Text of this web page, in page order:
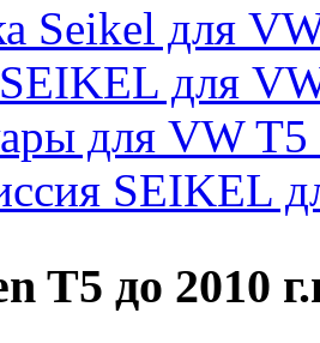
Seikel для
для
для VW T5
SEIKEL
T5 до 2010